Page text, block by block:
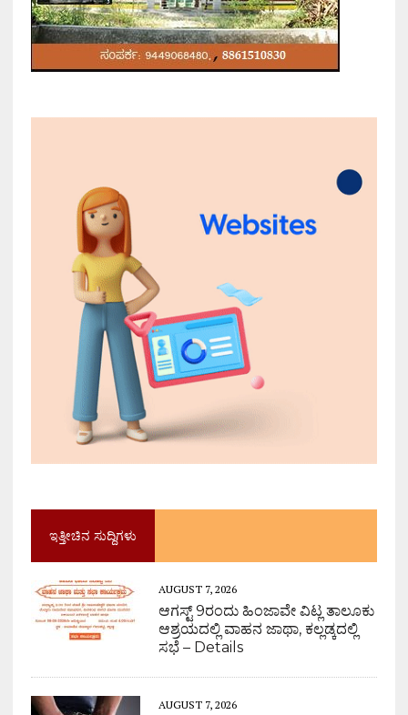
ಇತ್ತೀಚಿನ ಸುದ್ದಿಗಳು
AUGUST 7, 2026
ಆಗಸ್ಟ್ 9ರಂದು ಹಿಂಜಾವೇ ವಿಟ್ಲ ತಾಲೂಕು
ಆಶ್ರಯದಲ್ಲಿ ವಾಹನ ಜಾಥಾ, ಕಲ್ಲಡ್ಕದಲ್ಲಿ
ಸಭೆ – Details
AUGUST 7, 2026